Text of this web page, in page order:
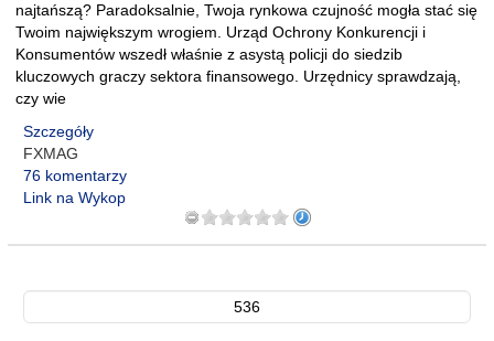
najtańszą? Paradoksalnie, Twoja rynkowa czujność mogła stać się
Twoim największym wrogiem. Urząd Ochrony Konkurencji i
Konsumentów wszedł właśnie z asystą policji do siedzib
kluczowych graczy sektora finansowego. Urzędnicy sprawdzają,
czy wie
Szczegóły
FXMAG
76 komentarzy
Link na Wykop
536